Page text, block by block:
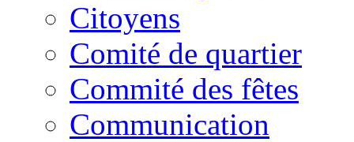
Citoyens
Comité de quartier
Commité des fêtes
Communication